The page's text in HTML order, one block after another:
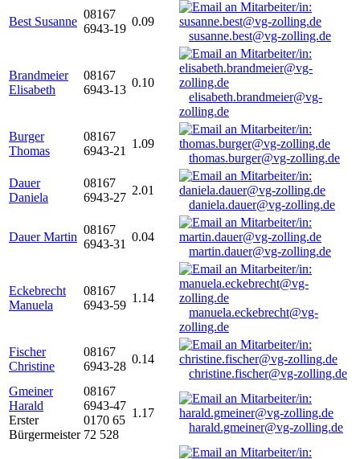
Best Susanne
08167
6943-19
0.09
susanne.best@vg-zolling.de
Brandmeier
Elisabeth
08167
6943-13
0.10
elisabeth.brandmeier@vg-
zolling.de
Burger
Thomas
08167
6943-21
1.09
thomas.burger@vg-zolling.de
Dauer
Daniela
08167
6943-27
2.01
daniela.dauer@vg-zolling.de
Dauer Martin
08167
6943-31
0.04
martin.dauer@vg-zolling.de
Eckebrecht
Manuela
08167
6943-59
1.14
manuela.eckebrecht@vg-
zolling.de
Fischer
Christine
08167
6943-28
0.14
christine.fischer@vg-zolling.de
Gmeiner
Harald
Erster
Bürgermeister
08167
6943-47
0170 65
72 528
1.17
harald.gmeiner@vg-zolling.de